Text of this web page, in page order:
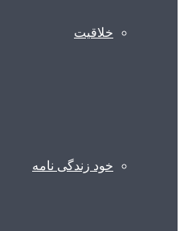
خلاقیت
خود زندگی نامه